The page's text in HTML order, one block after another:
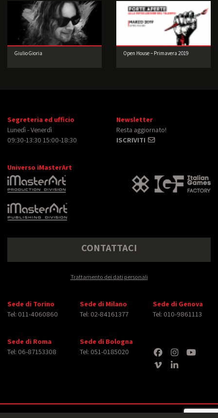
Giulio Gioria Open House – Primavera 2019
Segreteria ed ufficio
Lunedì - Venerdì
09:30-13:30 15:00-18:30
Newsletter
Resta aggiornato!
ISCRIVITI
Universo iMasterArt
CONTATTACI
Trattamento dei dati personali
Sede di Torino
Tel: 011-4060860
Sede di Milano
Tel: 02-84161377
Sede di Genova
Tel: 010-9861113
Sede di Roma
Tel: 06-87153308
Sede di Bologna
Tel: 051-0185020